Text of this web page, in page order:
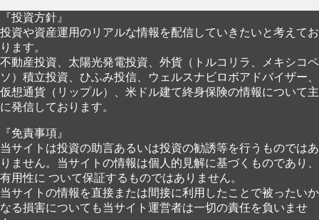
『投資方針』
投資や資産運用のリアルな情報を配信していきたいと考えてお
ります。
不動産投資、太陽光発電投資、外貨（トルコリラ、メキシコペ
ソ）積立投資、ひふみ投信、ウェルスナビロボアドバイザー、
仮想通貨（リップル）、米ドル建て終身保険の情報について主
に発信しております。
『免責事項』
当サイトは投資の助言あるいは投資の勧誘等を行うものではあ
りません。当サイトの情報は個人的見解に基づくものであり、
有用性に ついて保証するものではありません。
当サイトの情報を直接または間接に利用したことで被ったいか
なる損害についても当サイト運営者は一切の責任を負いませ